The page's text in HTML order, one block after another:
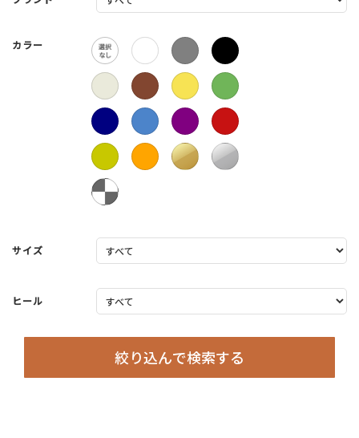
カラー
サイズ
ヒール
絞り込んで検索する